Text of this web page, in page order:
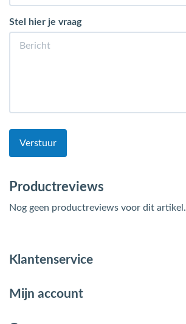
Stel hier je vraag
Verstuur
Productreviews
Nog geen productreviews voor dit artikel.
Klantenservice
Mijn account